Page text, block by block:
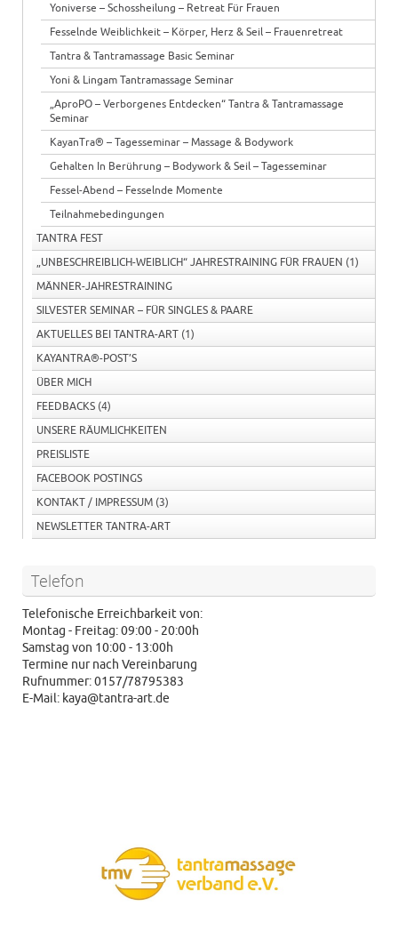
Yoniverse – Schossheilung – Retreat Für Frauen
Fesselnde Weiblichkeit – Körper, Herz & Seil – Frauenretreat
Tantra & Tantramassage Basic Seminar
Yoni & Lingam Tantramassage Seminar
„aproPO – Verborgenes Entdecken“ Tantra & Tantramassage
Seminar
KayanTra® – Tagesseminar – Massage & Bodywork
Gehalten In Berührung – Bodywork & Seil – Tagesseminar
Fessel-Abend – Fesselnde Momente
Teilnahmebedingungen
TANTRA FEST
„UNBESCHREIBLICH-WEIBLICH“ JAHRESTRAINING FÜR FRAUEN (1)
MÄNNER-JAHRESTRAINING
SILVESTER SEMINAR – FÜR SINGLES & PAARE
AKTUELLES BEI TANTRA-ART (1)
KAYANTRA®-POST’S
ÜBER MICH
FEEDBACKS (4)
UNSERE RÄUMLICHKEITEN
PREISLISTE
FACEBOOK POSTINGS
KONTAKT / IMPRESSUM (3)
NEWSLETTER TANTRA-ART
Telefon
Telefonische Erreichbarkeit von:
Montag - Freitag: 09:00 - 20:00h
Samstag von 10:00 - 13:00h
Termine nur nach Vereinbarung
Rufnummer: 0157/78795383
E-Mail: kaya@tantra-art.de